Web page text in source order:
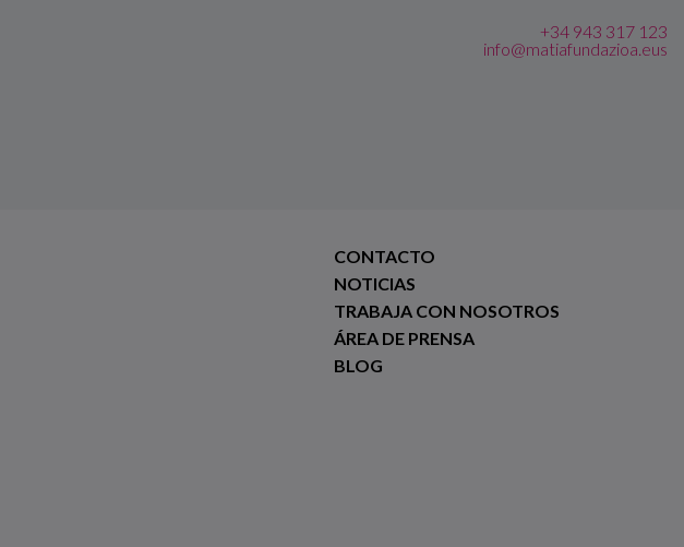
+34 943 317 123
info@matiafundazioa.eus
CONTACTO
NOTICIAS
TRABAJA CON NOSOTROS
ÁREA DE PRENSA
BLOG